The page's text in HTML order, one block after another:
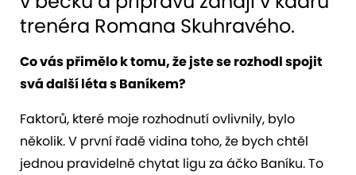
trenéra Romana Skuhravého.
Co vás přimělo k tomu, že jste se rozhodl spojit
svá další léta s Baníkem?
Faktorů, které moje rozhodnutí ovlivnily, bylo
několik. V první řadě vidina toho, že bych chtěl
jednou pravidelně chytat ligu za áčko Baníku. To